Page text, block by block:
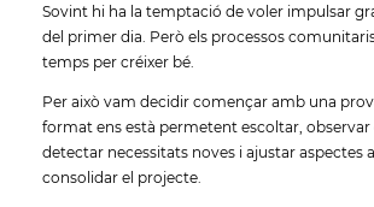
Sovint hi ha la temptació de voler impulsar
del primer dia. Però els processos
temps per créixer bé.
Per això vam decidir començar amb una
format ens està permetent escoltar, observar
detectar necessitats noves i ajustar aspectes
consolidar el projecte.